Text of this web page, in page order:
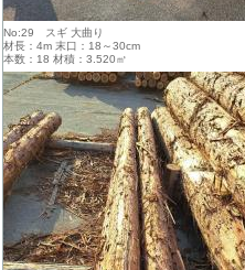
No:29 スギ 大曲り
材長：4m 末口：18～30cm
本数：18 材積：3.520㎥